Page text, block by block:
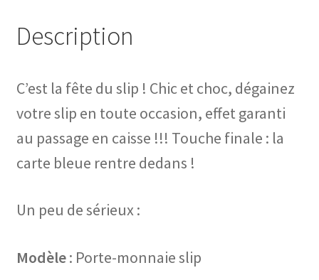
Description
C’est la fête du slip ! Chic et choc, dégainez
votre slip en toute occasion, effet garanti
au passage en caisse !!! Touche finale : la
carte bleue rentre dedans !
Un peu de sérieux :
Modèle: Porte-monnaie slip